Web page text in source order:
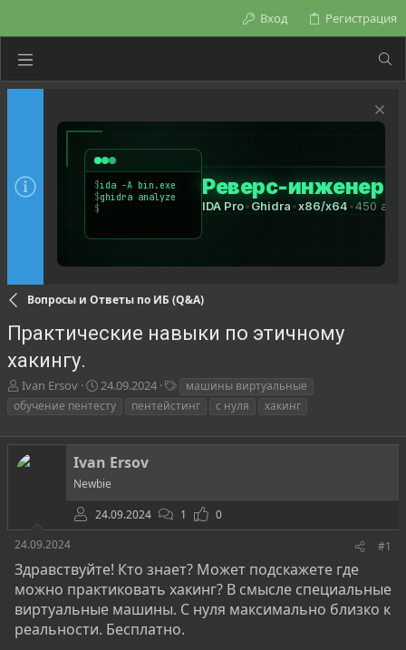
Вход Регистрация
Вопросы и Ответы по ИБ (Q&A)
Практические навыки по этичному
хакингу.
А
в
о
р
т
Ivan Ersov
Д
а
а
н
а
ч
а
л
а
24.09.2024
е
и
машины виртуальные
обучение пентесту
пентейстинг с нуля хакинг
Ivan Ersov
Newbie
24.09.2024
1
0
24.09.2024
#1
Здравствуйте! Кто знает? Может подскажете где
можно практиковать хакинг? В смысле специальные
виртуальные машины. С нуля максимально близко к
реальности. Бесплатно.